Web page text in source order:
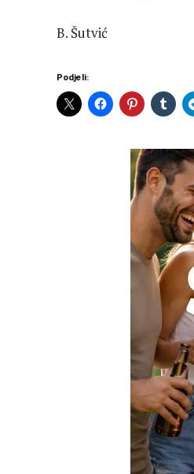
B. Šutvić
Podjeli: